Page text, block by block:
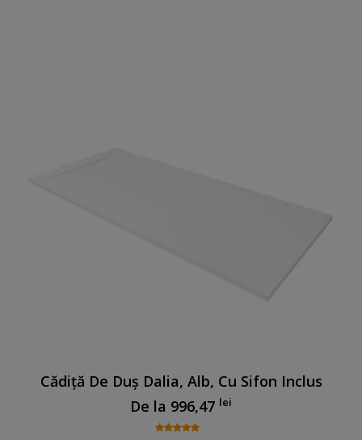
Cădiță De Duș Dalia, Alb, Cu Sifon Inclus
De la 996,47 lei